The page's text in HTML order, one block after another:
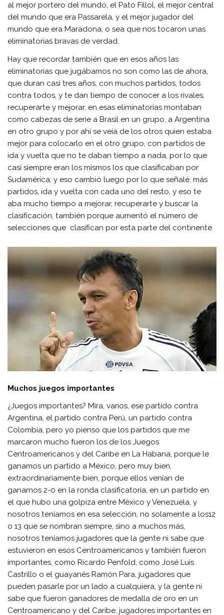
al mejor portero del mundo, el Pato Fillol, el mejor central
del mundo que era Passarela, y el mejor jugador del
mundo que era Maradona, o sea que nos tocaron unas
eliminatorias bravas de verdad.
Hay que recordar también que en esos años las
eliminatorias que jugábamos no son como las de ahora,
que duran casi tres años, con muchos partidos, todos
contra todos, y te dan tiempo de conocer a los rivales,
recuperarte y mejorar, en esas eliminatorias montaban
como cabezas de serie a Brasil en un grupo, a Argentina
en otro grupo y por ahí se veía de los otros quien estaba
mejor para colocarlo en el otro grupo, con partidos de
ida y vuelta que no te daban tiempo a nada, por lo que
casi siempre eran los mismos los que clasificaban por
Sudamérica, y eso cambió luego por lo que señalé, más
partidos, ida y vuelta con cada uno del resto, y eso te
aba mucho tiempo a mejorar, recuperarte y buscar la
clasificación, también porque aumentó el número de
selecciones que clasifican por esta parte del continente.
Muchos juegos importantes
¿Juegos importantes? Mira, varios, ese partido contra
Argentina, el partido contra Perú, un partido contra
Colombia, pero yo pienso que los partidos que me
marcaron mucho fueron los de los Juegos
Centroamericanos y del Caribe en La Habana, porque le
ganamos un partido a México, pero muy bien,
extraordinariamente bien, porque ellos venían de
ganarnos 2-0 en la ronda clasificatoria, en un partido en
el que hubo una golpiza entre México y Venezuela, y
nosotros teníamos en esa selección, no solamente a los12
o 13 que se nombran siempre, sino a muchos más,
nosotros teníamos jugadores que la gente ni sabe que
estuvieron en esos Centroamericanos y también fueron
importantes, como Ricardo Penfold, como José Luís
Castrillo o el guayanés Ramón Para, jugadores que
pueden pasarle por un lado a cualquiera, y la gente ni
sabe que fueron ganadores de medalla de oro en un
Centroamericano y del Caribe, jugadores importantes en